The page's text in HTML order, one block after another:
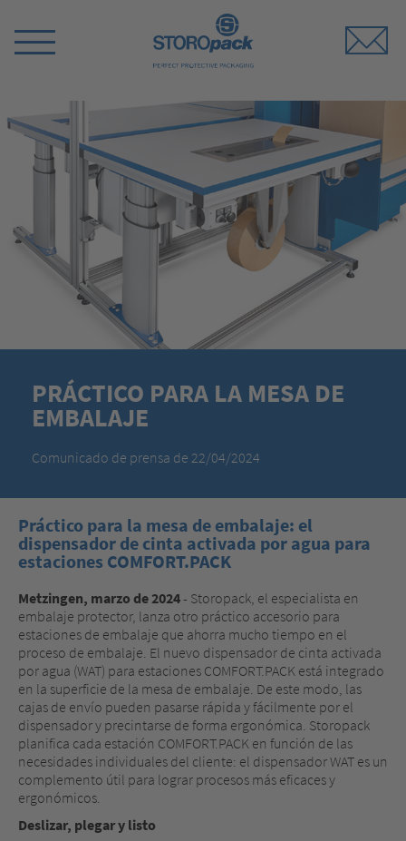
Switch
PRÁCTICO PARA LA MESA DE
EMBALAJE
Comunicado de prensa de 22/04/2024
Práctico para la mesa de embalaje: el
dispensador de cinta activada por agua para
estaciones COMFORT.PACK
Metzingen, marzo de 2024- Storopack, el especialista en
embalaje protector, lanza otro práctico accesorio para
estaciones de embalaje que ahorra mucho tiempo en el
proceso de embalaje. El nuevo dispensador de cinta activada
por agua (WAT) para estaciones COMFORT.PACK está integrado
en la superficie de la mesa de embalaje. De este modo, las
cajas de envío pueden pasarse rápida y fácilmente por el
dispensador y precintarse de forma ergonómica. Storopack
planifica cada estación COMFORT.PACK en función de las
necesidades individuales del cliente: el dispensador WAT es un
complemento útil para lograr procesos más eficaces y
ergonómicos.
Deslizar, plegar y listo